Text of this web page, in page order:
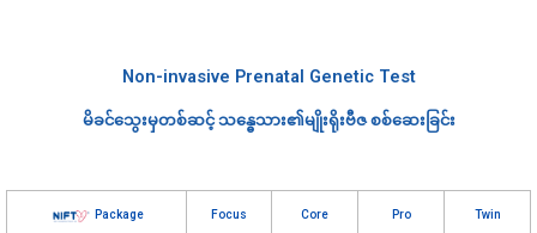
Non-invasive Prenatal Genetic Test
မိခင်သွေးမှတစ်ဆင့် သန္ဓေသား၏မျိုးရိုးဗီဇ စစ်ဆေးခြင်း
Package Focus Core Pro Twin